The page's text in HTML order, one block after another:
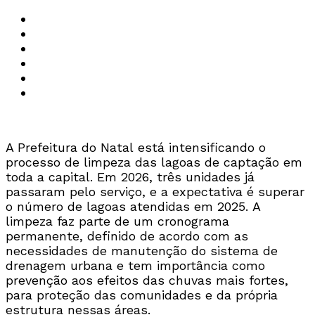
A Prefeitura do Natal está intensificando o
processo de limpeza das lagoas de captação em
toda a capital. Em 2026, três unidades já
passaram pelo serviço, e a expectativa é superar
o número de lagoas atendidas em 2025. A
limpeza faz parte de um cronograma
permanente, definido de acordo com as
necessidades de manutenção do sistema de
drenagem urbana e tem importância como
prevenção aos efeitos das chuvas mais fortes,
para proteção das comunidades e da própria
estrutura nessas áreas.